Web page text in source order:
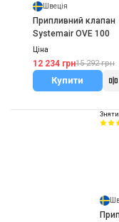
Швеція
Припливний клапан
Systemair OVE 100
Ціна
12 234 грн15 292 грн
Купити